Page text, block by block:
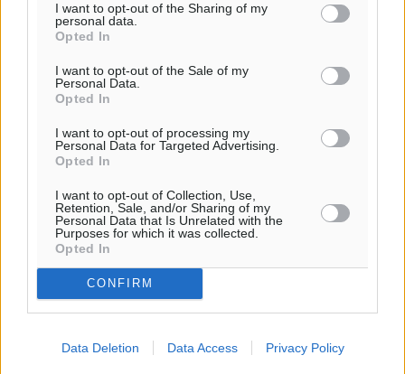
I want to opt-out of the Sharing of my
personal data.
Opted In
I want to opt-out of the Sale of my
Personal Data.
Opted In
I want to opt-out of processing my
Personal Data for Targeted Advertising.
Opted In
I want to opt-out of Collection, Use,
Retention, Sale, and/or Sharing of my
Personal Data that Is Unrelated with the
Purposes for which it was collected.
Opted In
CONFIRM
Data Deletion Data Access Privacy Policy
Κακοκαιρία Erminio: Τηλεκπαίδευση στα σχολεία που θα
παραμείνουν κλειστά λόγω δυσμενών καιρικών συνθηκών
Ελληνική πρεσβεία: Οι Έλληνες που βρίσκονται στο Ισραήλ
να παραμείνουν σε ασφαλές μέρος
ΕΙΔΉΣΕΙΣ
Γερμανική αγορά: Έλλειψη προσιτών ξενοδοχείων
απειλεί τη ζήτηση για πακέτα διακοπών – Στο
06.08.26 · 17:42
ΕΙΔΉΣΕΙΣ
και ποιοι όχι